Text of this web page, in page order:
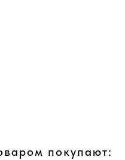
покупают: